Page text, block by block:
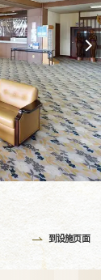
到设施页面